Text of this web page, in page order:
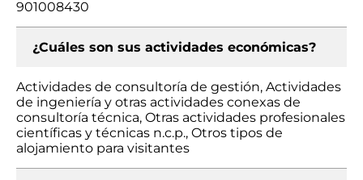
901008430
¿Cuáles son sus actividades económicas?
Actividades de consultoría de gestión, Actividades
de ingeniería y otras actividades conexas de
consultoría técnica, Otras actividades profesionales
científicas y técnicas n.c.p., Otros tipos de
alojamiento para visitantes